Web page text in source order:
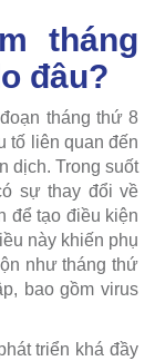
tháng
đâu?
tháng thứ 8
tố liên quan đến
dịch. Trong suốt
sự thay đổi về
để tạo điều kiện
này khiến phụ
như tháng thứ
bao gồm virus
triển khá đầy